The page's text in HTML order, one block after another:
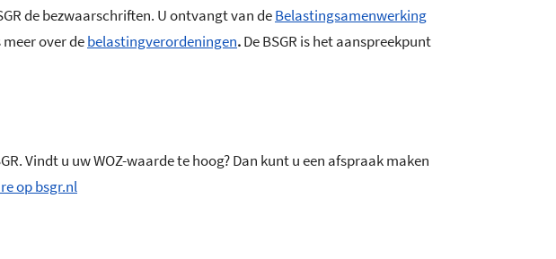
de bezwaarschriften. U ontvangt van deBelastingsamenwerking
over debelastingverordeningen.De BSGR is het aanspreekpunt
Vindt u uw WOZ-waarde te hoog? Dan kunt u een afspraak maken
op bsgr.nl